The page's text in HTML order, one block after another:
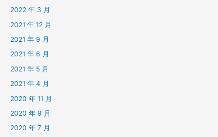
2022 年 3 月
2021 年 12 月
2021 年 9 月
2021 年 6 月
2021 年 5 月
2021 年 4 月
2020 年 11 月
2020 年 9 月
2020 年 7 月